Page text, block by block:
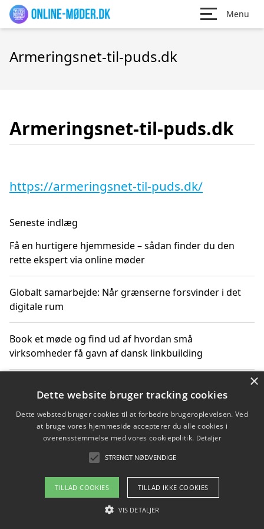
Menu
Armeringsnet-til-puds.dk
Armeringsnet-til-puds.dk
https://armeringsnet-til-puds.dk/
Seneste indlæg
Få en hurtigere hjemmeside – sådan finder du den
rette ekspert via online møder
Globalt samarbejde: Når grænserne forsvinder i det
digitale rum
Book et møde og find ud af hvordan små
virksomheder få gavn af dansk linkbuilding
får du indgår et samarbejde
Hold et møde med en WordPress ekspert og vælg den
mest professionelle til at vedligeholde din løsning
Copyright 2026 - Pilanto Aps
Om / kontakt
×
Dette website bruger tracking cookies
Dette websted bruger cookies til at forbedre brugeroplevelsen. Ved
at bruge vores hjemmeside accepterer du alle cookies i
overensstemmelse med vores cookiepolitik. Detaljer
STRENGT NØDVENDIGE
TILLAD COOKIES TILLAD IKKE COOKIES
VIS DETALJER